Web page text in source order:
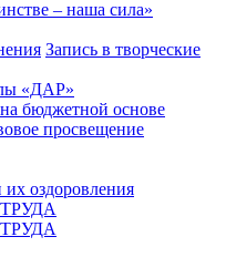
– наша сила»
Запись в творческие
«ДАР»
бюджетной основе
просвещение
оздоровления